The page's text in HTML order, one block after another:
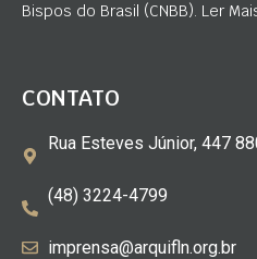
Bispos do Brasil (CNBB). Ler
CONTATO
Rua Esteves Júnior, 447
(48) 3224-4799
imprensa@arquifln.org.br